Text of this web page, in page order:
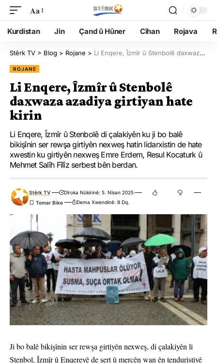
Aa
Kurdistan Jin Çand û Hûner Cîhan Rojava
Stêrk TV > Blog > Rojane > Li Enqere, Îzmîr û Stenbolê daxwaza azadiya girtiyan hate kirin
ROJANE
Li Enqere, Îzmîr û Stenbolê
daxwaza azadiya girtiyan hate
kirin
Li Enqere, Îzmîr û Stenbolê di çalakiyên ku ji bo balê
bikişînin ser rewşa girtiyên nexweş hatin lidarxistin de hate
xwestin ku girtiyên nexweş Emre Erdem, Resul Kocaturk û
Mehmet Salîh Fîlîz serbest bên berdan.
Stêrk TV
Dîroka Nûkirinê: 5. Nîsan 2025
Dema Xwendinê: 8 Dq.
Ji bo balê bikişînin ser rewşa girtiyên nexweş, di çalakiyên li
Stenbol, Îzmîr û Enqereyê de şert û mercên wan ên tenduristiyê